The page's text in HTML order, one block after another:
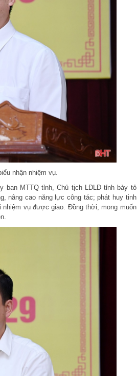
nhận nhiệm vụ.
ban MTTQ tỉnh, Chủ tịch LĐLĐ tỉnh bày tỏ
nâng cao năng lực công tác; phát huy tinh
nhiệm vụ được giao. Đồng thời, mong muốn